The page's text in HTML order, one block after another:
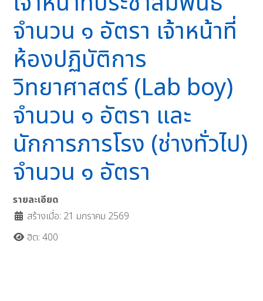
จำนวน ๑ อัตรา เจ้าหน้าที่
ห้องปฏิบัติการ
วิทยาศาสตร์ (Lab boy)
จำนวน ๑ อัตรา และ
นักการภารโรง (ช่างทั่วไป)
จำนวน ๑ อัตรา
รายละเอียด
สร้างเมื่อ: 21 มกราคม 2569
ฮิต: 400